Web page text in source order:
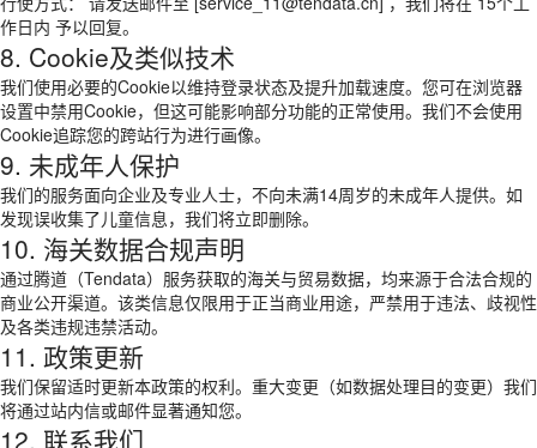
作日内 予以回复。
8. Cookie及类似技术
我们使用必要的Cookie以维持登录状态及提升加载速度。您可在浏览器
设置中禁用Cookie，但这可能影响部分功能的正常使用。我们不会使用
Cookie追踪您的跨站行为进行画像。
9. 未成年人保护
我们的服务面向企业及专业人士，不向未满14周岁的未成年人提供。如
发现误收集了儿童信息，我们将立即删除。
10. 海关数据合规声明
通过腾道（Tendata）服务获取的海关与贸易数据，均来源于合法合规的
商业公开渠道。该类信息仅限用于正当商业用途，严禁用于违法、歧视性
及各类违规违禁活动。
11. 政策更新
我们保留适时更新本政策的权利。重大变更（如数据处理目的变更）我们
将通过站内信或邮件显著通知您。
12. 联系我们